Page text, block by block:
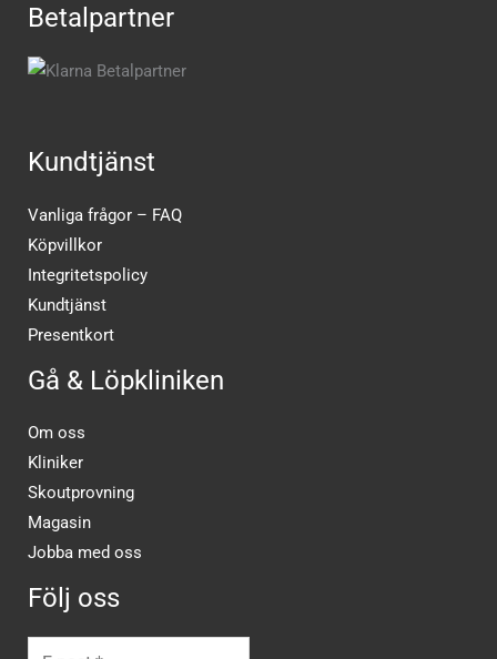
Betalpartner
Kundtjänst
Vanliga frågor – FAQ
Köpvillkor
Integritetspolicy
Kundtjänst
Presentkort
Gå & Löpkliniken
Om oss
Kliniker
Skoutprovning
Magasin
Jobba med oss
Följ oss